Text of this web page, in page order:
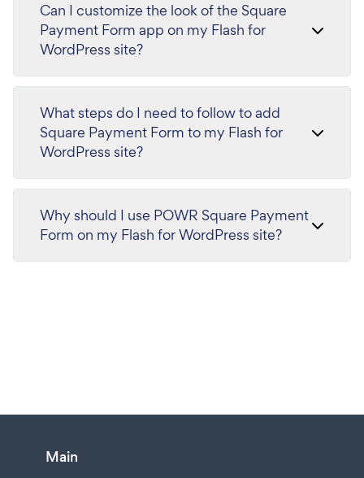
Can I customize the look of the Square
Payment Form app on my Flash for
WordPress site?
What steps do I need to follow to add
Square Payment Form to my Flash for
WordPress site?
Why should I use POWR Square Payment
Form on my Flash for WordPress site?
Main